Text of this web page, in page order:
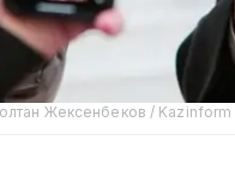
Жексенбеков / Kazinform